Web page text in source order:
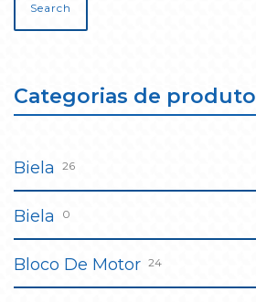
Search
Categorias de produto
Biela 26
Biela 0
Bloco De Motor 24